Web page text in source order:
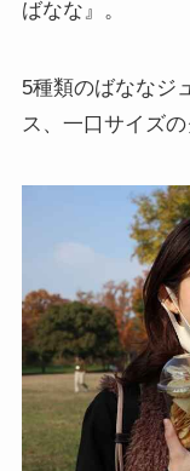
ばなな』。
5種類のばななジ
ス、一口サイズ